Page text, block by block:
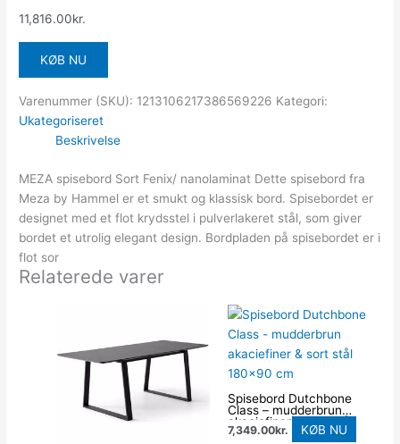
11,816.00kr.
KØB NU
Varenummer (SKU): 1213106217386569226 Kategori:
Ukategoriseret
Beskrivelse
MEZA spisebord Sort Fenix/ nanolaminat Dette spisebord fra
Meza by Hammel er et smukt og klassisk bord. Spisebordet er
designet med et flot krydsstel i pulverlakeret stål, som giver
bordet et utrolig elegant design. Bordpladen på spisebordet er i
flot sor
Relaterede varer
Spisebord Dutchbone
Class – mudderbrun
akaciefiner & sort stål
180×90 cm
7,349.00kr. KØB NU